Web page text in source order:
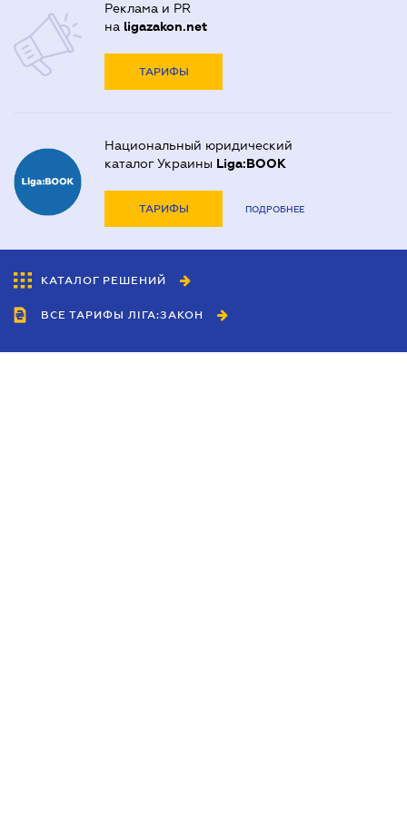
Реклама и PR
на ligazakon.net
ТАРИФЫ
Национальный юридический
каталог Украины Liga:BOOK
ТАРИФЫ ПОДРОБНЕЕ
КАТАЛОГ РЕШЕНИЙ
ВСЕ ТАРИФЫ ЛІГА:ЗАКОН